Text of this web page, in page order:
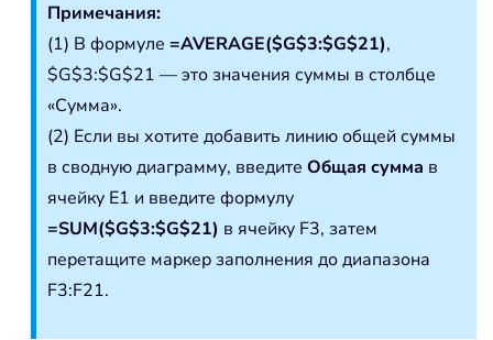
Примечания:
(1) В формуле =AVERAGE($G$3:$G$21),
$G$3:$G$21 — это значения суммы в столбце
«Сумма».
(2) Если вы хотите добавить линию общей суммы
в сводную диаграмму, введите Общая сумма в
ячейку E1 и введите формулу
=SUM($G$3:$G$21) в ячейку F3, затем
перетащите маркер заполнения до диапазона
F3:F21.